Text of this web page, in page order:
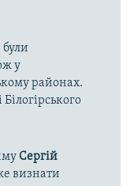
були
у
районах.
Сергій
визнати